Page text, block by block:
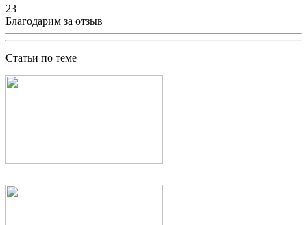
23
Благодарим за отзыв
Статьи по теме